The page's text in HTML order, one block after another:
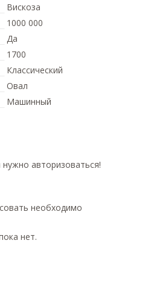
Вискоза
1000 000
Да
1700
Классический
Овал
Машинный
авторизоваться!
необходимо
нет.